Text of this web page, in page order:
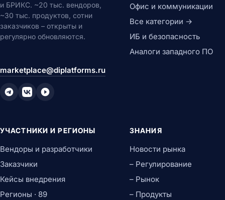
и БРИКС. ~20 тыс. вендоров,
~30 тыс. продуктов, сотни
заказчиков – открыты и
регулярно обновляются.
marketplace@diplatforms.ru
Офис и коммуникации
Все категории →
ИБ и безопасность
Аналоги западного ПО
УЧАСТНИКИ И РЕГИОНЫ
Вендоры и разработчики
Заказчики
Кейсы внедрения
Регионы · 89
ЗНАНИЯ
Новости рынка
– Регулирование
– Рынок
– Продукты